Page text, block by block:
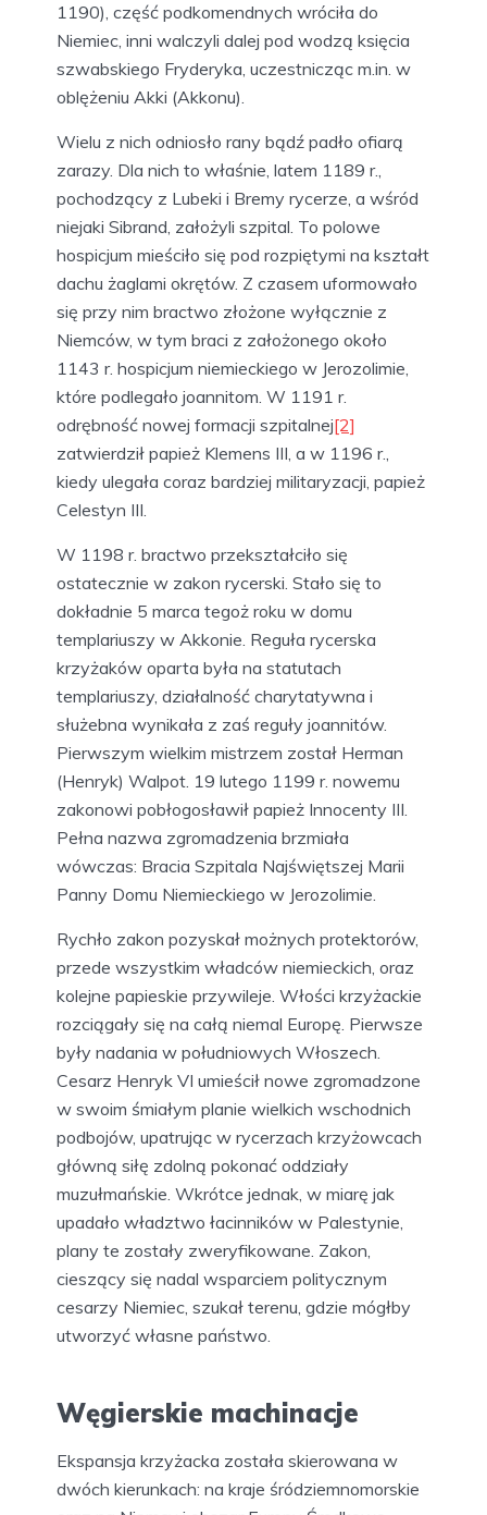
1190), część podkomendnych wróciła do
Niemiec, inni walczyli dalej pod wodzą księcia
szwabskiego Fryderyka, uczestnicząc m.in. w
oblężeniu Akki (Akkonu).
Wielu z nich odniosło rany bądź padło ofiarą
zarazy. Dla nich to właśnie, latem 1189 r.,
pochodzący z Lubeki i Bremy rycerze, a wśród
niejaki Sibrand, założyli szpital. To polowe
hospicjum mieściło się pod rozpiętymi na kształt
dachu żaglami okrętów. Z czasem uformowało
się przy nim bractwo złożone wyłącznie z
Niemców, w tym braci z założonego około
1143 r. hospicjum niemieckiego w Jerozolimie,
które podlegało joannitom. W 1191 r.
odrębność nowej formacji szpitalnej[2]
zatwierdził papież Klemens III, a w 1196 r.,
kiedy ulegała coraz bardziej militaryzacji, papież
Celestyn III.
W 1198 r. bractwo przekształciło się
ostatecznie w zakon rycerski. Stało się to
dokładnie 5 marca tegoż roku w domu
templariuszy w Akkonie. Reguła rycerska
krzyżaków oparta była na statutach
templariuszy, działalność charytatywna i
służebna wynikała z zaś reguły joannitów.
Pierwszym wielkim mistrzem został Herman
(Henryk) Walpot. 19 lutego 1199 r. nowemu
zakonowi pobłogosławił papież Innocenty III.
Pełna nazwa zgromadzenia brzmiała
wówczas: Bracia Szpitala Najświętszej Marii
Panny Domu Niemieckiego w Jerozolimie.
Rychło zakon pozyskał możnych protektorów,
przede wszystkim władców niemieckich, oraz
kolejne papieskie przywileje. Włości krzyżackie
rozciągały się na całą niemal Europę. Pierwsze
były nadania w południowych Włoszech.
Cesarz Henryk VI umieścił nowe zgromadzone
w swoim śmiałym planie wielkich wschodnich
podbojów, upatrując w rycerzach krzyżowcach
główną siłę zdolną pokonać oddziały
muzułmańskie. Wkrótce jednak, w miarę jak
upadało władztwo łacinników w Palestynie,
plany te zostały zweryfikowane. Zakon,
cieszący się nadal wsparciem politycznym
cesarzy Niemiec, szukał terenu, gdzie mógłby
utworzyć własne państwo.
Węgierskie machinacje
Ekspansja krzyżacka została skierowana w
dwóch kierunkach: na kraje śródziemnomorskie